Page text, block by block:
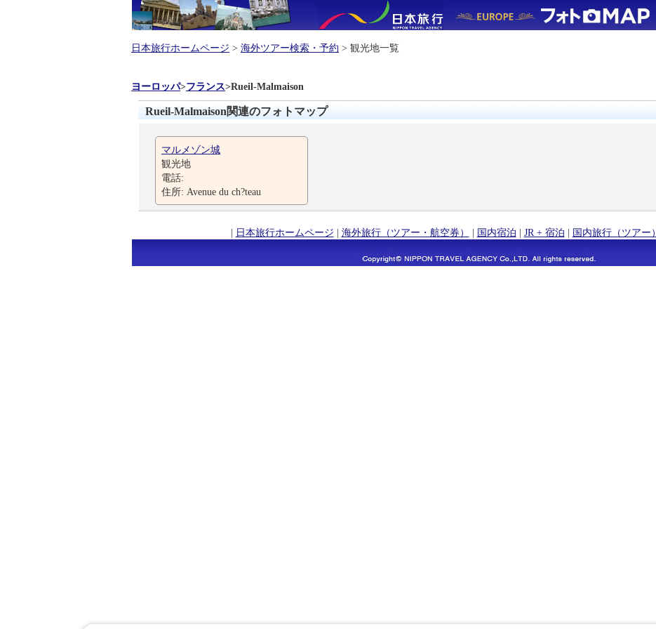
日本旅行ホームページ > 海外ツアー検索・予約 > 観光地一覧
ヨーロッパ>フランス>Rueil-Malmaison
Rueil-Malmaison関連のフォトマップ
マルメゾン城
観光地
電話:
住所: Avenue du ch?teau
| 日本旅行ホームページ | 海外旅行（ツアー・航空券） | 国内宿泊 | JR + 宿泊 | 国内旅行（ツアー）